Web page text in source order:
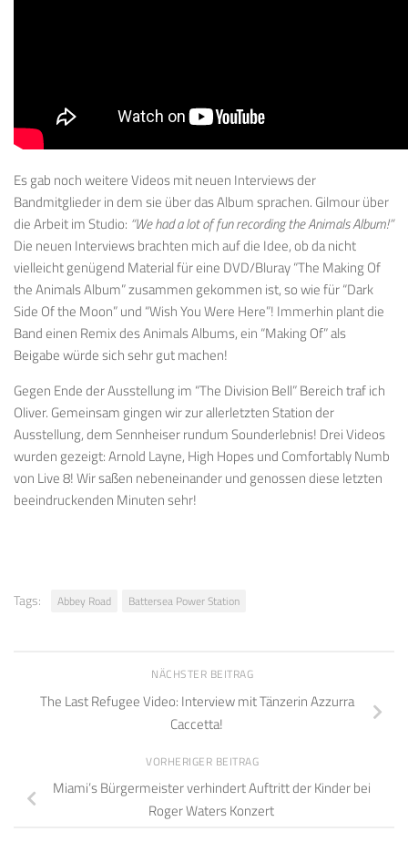
Es gab noch weitere Videos mit neuen Interviews der
Bandmitglieder in dem sie über das Album sprachen. Gilmour über
die Arbeit im Studio: “We had a lot of fun recording the Animals Album!”
Die neuen Interviews brachten mich auf die Idee, ob da nicht
vielleicht genügend Material für eine DVD/Bluray “The Making Of
the Animals Album” zusammen gekommen ist, so wie für “Dark
Side Of the Moon” und “Wish You Were Here”! Immerhin plant die
Band einen Remix des Animals Albums, ein “Making Of” als
Beigabe würde sich sehr gut machen!
Gegen Ende der Ausstellung im “The Division Bell” Bereich traf ich
Oliver. Gemeinsam gingen wir zur allerletzten Station der
Ausstellung, dem Sennheiser rundum Sounderlebnis! Drei Videos
wurden gezeigt: Arnold Layne, High Hopes und Comfortably Numb
von Live 8! Wir saßen nebeneinander und genossen diese letzten
beeindruckenden Minuten sehr!
Tags: Abbey Road Battersea Power Station
NÄCHSTER BEITRAG
The Last Refugee Video: Interview mit Tänzerin Azzurra
Caccetta!
VORHERIGER BEITRAG
Miami’s Bürgermeister verhindert Auftritt der Kinder bei
Roger Waters Konzert